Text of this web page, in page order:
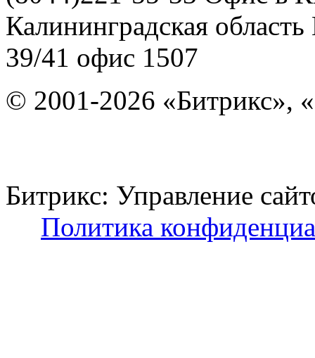
Калининградская область
39/41 офис 1507
© 2001-2026 «Битрикс»,
Битрикс: Управление
Политика